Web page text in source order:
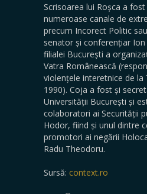
Scrisoarea lui Roșca a
numeroase canale de
precum Incorect Politic
senator și conferențiar
filialei București a
Vatra Românească
violențele interetnice de la
1990). Coja a fost și
Universității București și
colaboratori ai Securității
Hodor, fiind și unul dintre
promotori ai negării
Radu Theodoru.
Sursă: context.ro